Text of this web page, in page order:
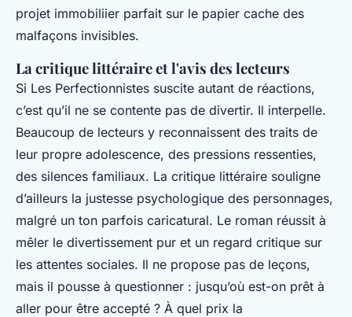
projet immobiliier parfait sur le papier cache des
malfaçons invisibles.
La critique littéraire et l'avis des lecteurs
Si Les Perfectionnistes suscite autant de réactions,
c’est qu’il ne se contente pas de divertir. Il interpelle.
Beaucoup de lecteurs y reconnaissent des traits de
leur propre adolescence, des pressions ressenties,
des silences familiaux. La critique littéraire souligne
d’ailleurs la justesse psychologique des personnages,
malgré un ton parfois caricatural. Le roman réussit à
mêler le divertissement pur et un regard critique sur
les attentes sociales. Il ne propose pas de leçons,
mais il pousse à questionner : jusqu’où est-on prêt à
aller pour être accepté ? À quel prix la